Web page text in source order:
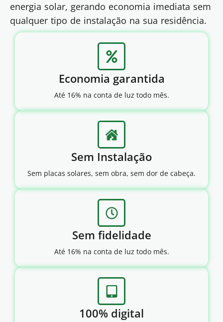
energia solar, gerando economia imediata sem
qualquer tipo de instalação na sua residência.
Economia garantida
Até 16% na conta de luz todo mês.
Sem Instalação
Sem placas solares, sem obra, sem dor de cabeça.
Sem fidelidade
Até 16% na conta de luz todo mês.
100% digital